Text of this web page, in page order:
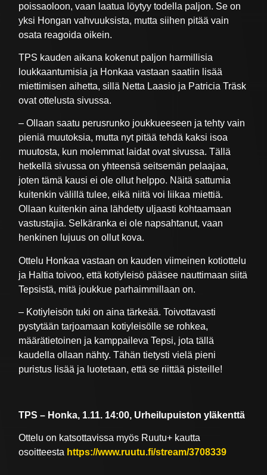
poissaoloon, vaan laatua löytyy todella paljon. Se on
yksi Hongan vahvuuksista, mutta siihen pitää vain
osata reagoida oikein.
TPS kauden aikana kokenut paljon harmillisia
loukkaantumisia ja Honkaa vastaan saatiin lisää
miettimisen aihetta, sillä Netta Laasio ja Patricia Träsk
ovat ottelusta sivussa.
– Ollaan saatu perusrunko joukkueeseen ja tehty vain
pieniä muutoksia, mutta nyt pitää tehdä kaksi isoa
muutosta, kun molemmat laidat ovat sivussa. Tällä
hetkellä sivussa on yhteensä seitsemän pelaajaa,
joten tämä kausi ei ole ollut helppo. Näitä sattumia
kuitenkin välillä tulee, eikä niitä voi liikaa miettiä.
Ollaan kuitenkin aina lähdetty uljaasti kohtaamaan
vastustajia. Selkäranka ei ole napsahtanut, vaan
henkinen lujuus on ollut kova.
Ottelu Honkaa vastaan on kauden viimeinen kotiottelu
ja Haltia toivoo, että kotiyleisö pääsee nauttimaan siitä
Tepsistä, mitä joukkue parhaimmillaan on.
– Kotiyleisön tuki on aina tärkeää. Toivottavasti
pystytään tarjoamaan kotiyleisölle se rohkea,
määrätietoinen ja kamppaileva Tepsi, jota tällä
kaudella ollaan nähty. Tähän tietysti vielä pieni
puristus lisää ja luotetaan, että se riittää pisteille!
TPS – Honka, 1.11. 14:00, Urheilupuiston yläkenttä
Ottelu on katsottavissa myös Ruutu+ kautta
osoitteesta https://www.ruutu.fi/stream/3708339